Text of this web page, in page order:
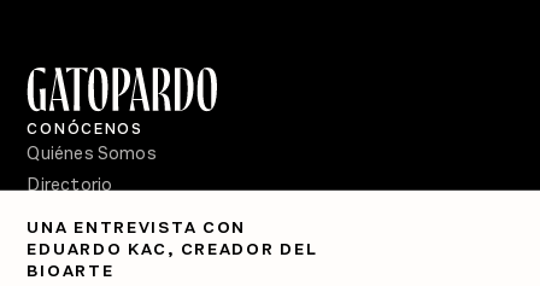
UNA ENTREVISTA CON
EDUARDO KAC, CREADOR DEL
BIOARTE
CONÓCENOS
Quiénes Somos
Directorio
PÓDCASTS
Semanario Gatopardo